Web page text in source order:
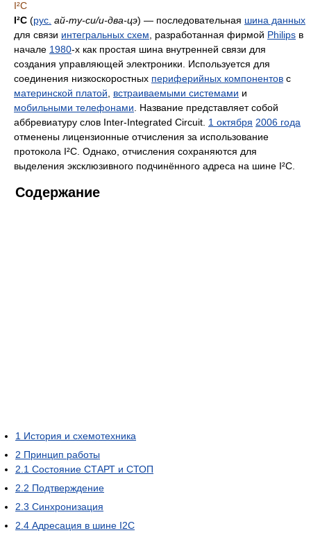
I²C
I²C (рус. ай-ту-си/и-два-цэ) — последовательная шина данных
для связи интегральных схем , разработанная фирмой Philips в
начале 1980-х как простая шина внутренней связи для
создания управляющей электроники. Используется для
соединения низкоскоростных периферийных компонентов с
материнской платой
встраиваемыми системами и
мобильными телефонами . Название представляет собой
аббревиатуру слов Inter-Integrated Circuit. 1 октября 2006 года
отменены лицензионные отчисления за использование
протокола I²C. Однако, отчисления сохраняются для
выделения эксклюзивного подчинённого адреса на шине I²C.
Содержание
1 История и схемотехника
2 Принцип работы
2.1 Состояние СТАРТ и СТОП
2.2 Подтверждение
2.3 Синхронизация
2.4 Адресация в шине I2C